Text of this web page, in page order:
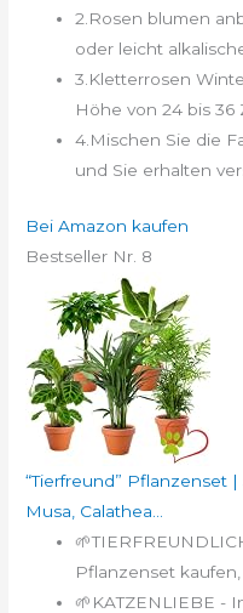
2.Rosen blumen
oder leicht
3.Kletterrosen
Höhe von 24 bis 36
4.Mischen Sie die
und Sie erhalten
Bei Amazon kaufen
Bestseller Nr. 8
“Tierfreund” Pflanzenset
Musa, Calathea...
Pflanzenset kaufen,
🌱KATZENLIEBE -